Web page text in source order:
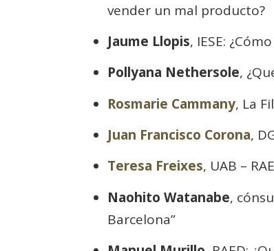
vender un mal producto?
Jaume Llopis, IESE:
Pollyana Nethersole,
Rosmarie Cammany, La
Juan Francisco Corona,
Teresa Freixes, UAB –
Naohito Watanabe,
Barcelona”